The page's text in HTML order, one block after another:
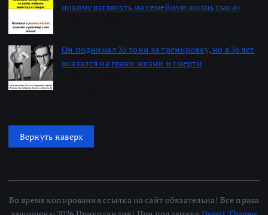
новому взглянуть на семейную жизнь сына»
Он поднимал 35 тонн за тренировку, но в 36 лет
оказался на грани жизни и смерти
Вернуть наверх
Во время копирования ссылка на сайт обязательна! Все права